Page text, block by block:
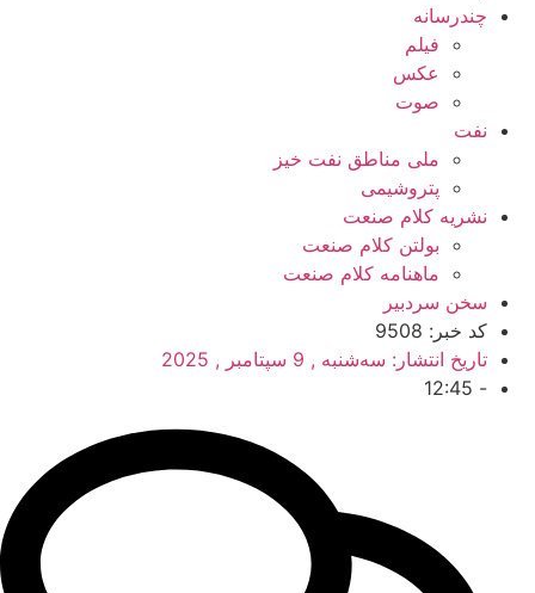
چندرسانه
فیلم
عکس
صوت
نفت
ملی مناطق نفت خیز
پتروشیمی
نشریه کلام صنعت
بولتن کلام صنعت
ماهنامه کلام صنعت
سخن سردبیر
کد خبر: 9508
تاریخ انتشار: سه‌شنبه , 9 سپتامبر , 2025
-
12:45